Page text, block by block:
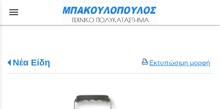
menu
Εκτυπώσιμη μορφή
Νέα Είδη